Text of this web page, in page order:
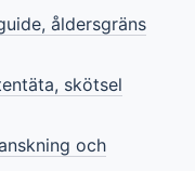
åldersgräns
skötsel
och